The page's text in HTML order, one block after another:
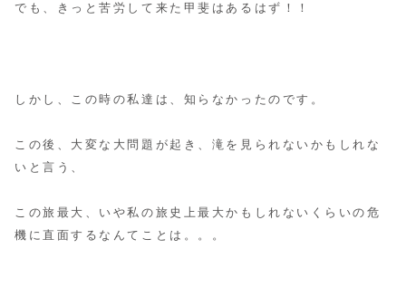
でも、きっと苦労して来た甲斐はあるはず！！
しかし、この時の私達は、知らなかったのです。
この後、大変な大問題が起き、滝を見られないかもしれな
いと言う、
この旅最大、いや私の旅史上最大かもしれないくらいの危
機に直面するなんてことは。。。